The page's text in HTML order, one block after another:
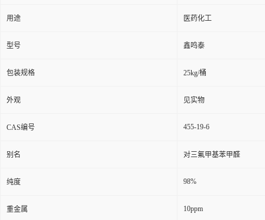
用途 医药化工
型号 鑫鸣泰
包装规格 25kg/桶
外观 见实物
CAS编号 455-19-6
别名 对三氟甲基苯甲醛
纯度 98%
重金属 10ppm